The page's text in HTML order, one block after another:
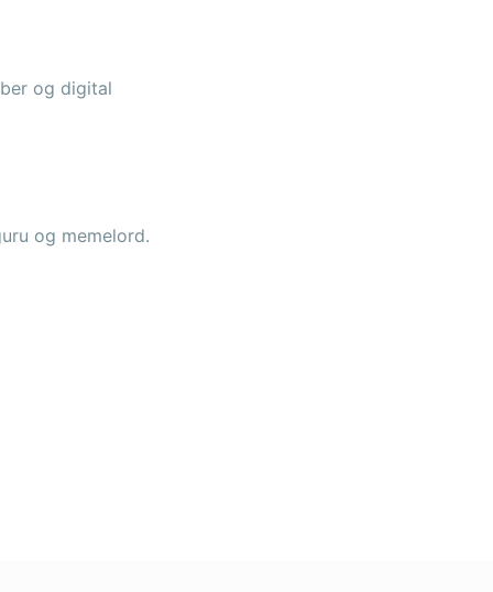
og digital
og memelord.